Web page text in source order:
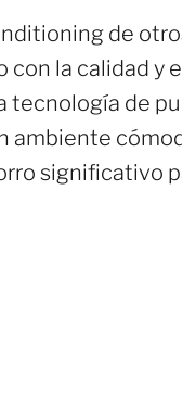
de
la calidad y
tecnología de
ambiente
significativo